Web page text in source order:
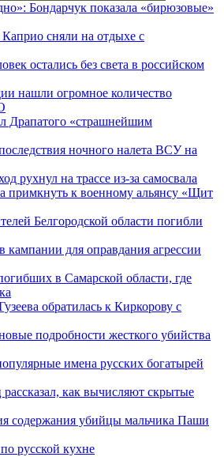
Бондарчук показала «бирюзовые»
сняли на отдыхе с
остались без света в российском
нашли огромное количество
Драпатого «страшнейшим
ночного налета ВСУ на
рухнул на трассе из-за самосвала
примкнуть к военному альянсу «Щит
Белгородской области погибли
для оправдания агрессии
в Самарской области, где
обратилась к Киркорову с
подробности жесткого убийства
имена русских богатырей
как вычисляют скрытые
содержания убийцы мальчика Паши
русской кухне